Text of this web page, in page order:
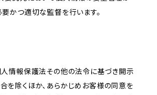
要かつ適切な監督を行います。
人情報保護法その他の法令に基づき開示
を除くほか、あらかじめお客様の同意を